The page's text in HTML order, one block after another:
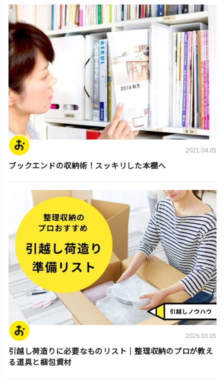
片付けのコツ・アイデア
2021.04.05
ブックエンドの収納術！スッキリした本棚へ
片付けのコツ・アイデア
2026.03.05
引越し荷造りに必要なものリスト｜整理収納のプロが教え
る道具と梱包資材